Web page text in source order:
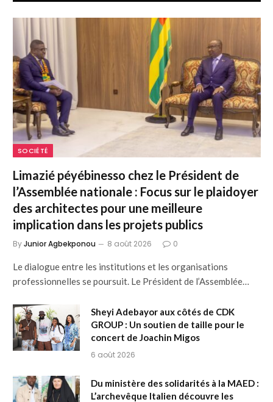
SOCIÉTÉ
Limazié péyébinesso chez le Président de
l’Assemblée nationale : Focus sur le plaidoyer
des architectes pour une meilleure
implication dans les projets publics
ByJunior Agbekponou 8 août 2026 0
Le dialogue entre les institutions et les organisations
professionnelles se poursuit. Le Président de l’Assemblée…
Sheyi Adebayor aux côtés de CDK
GROUP : Un soutien de taille pour le
concert de Joachin Migos
6 août 2026
Du ministère des solidarités à la MAED :
L’archevêque Italien découvre les